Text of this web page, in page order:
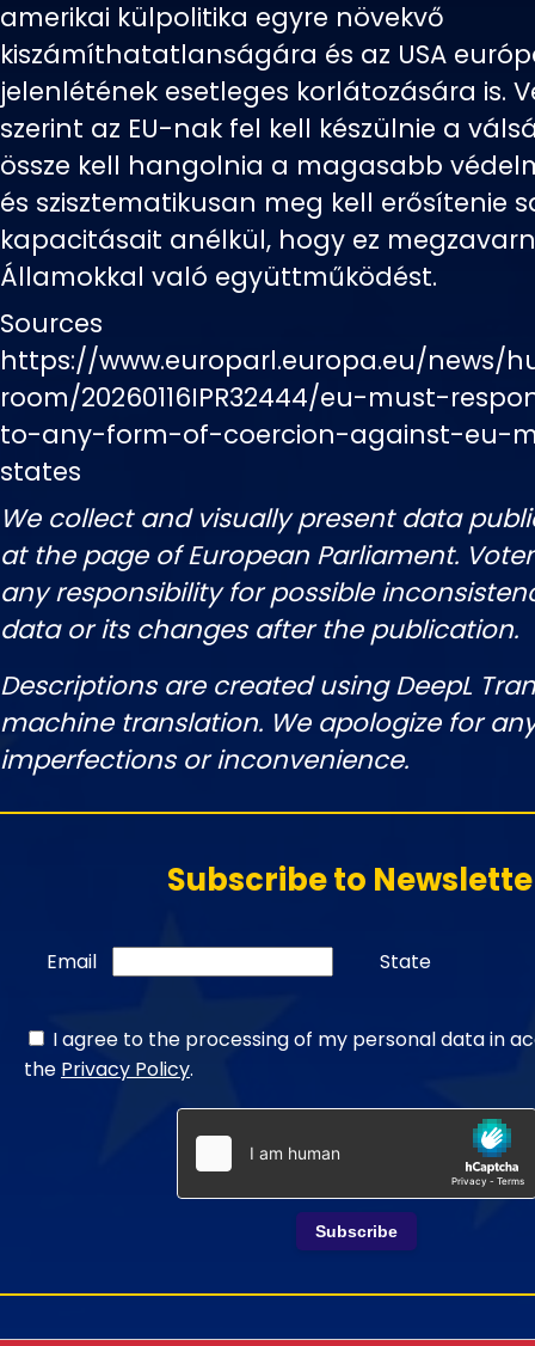
amerikai külpolitika egyre növekvő
kiszámíthatatlanságára és az USA
jelenlétének esetleges korlátozására is.
szerint az EU-nak fel kell készülnie a
össze kell hangolnia a magasabb
és szisztematikusan meg kell erősítenie
kapacitásait anélkül, hogy ez
Államokkal való együttműködést.
Sources
https://www.europarl.europa.eu/news/
room/20260116IPR32444/eu-must-
to-any-form-of-coercion-against-eu-
states
We collect and visually present data
at the page of European Parliament.
any responsibility for possible
data or its changes after the publication.
Descriptions are created using DeepL
machine translation. We apologize for
imperfections or inconvenience.
Subscribe to
Email State
I agree to the processing of my personal data in
the Privacy Policy.
Subscribe